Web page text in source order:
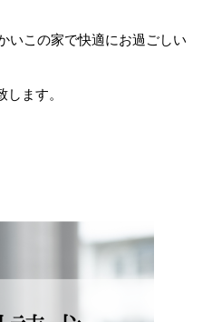
いこの家で快適にお過ごしい
ます。